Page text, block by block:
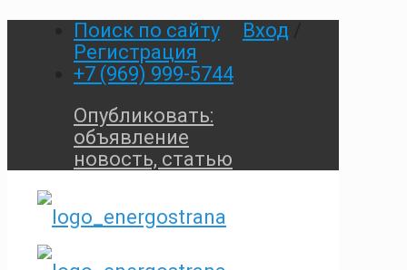
Поиск по сайту Вход
Регистрация
+7 (969) 999-5744
Опубликовать:
объявление
новость, статью